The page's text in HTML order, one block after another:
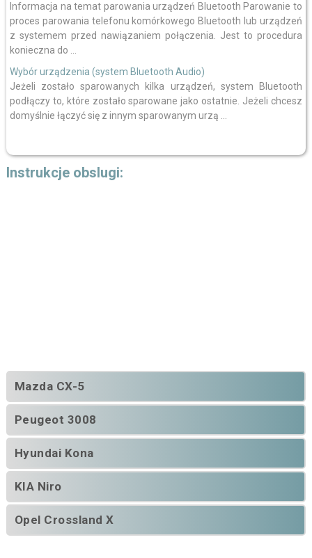
Informacja na temat parowania urządzeń Bluetooth Parowanie to
proces parowania telefonu komórkowego Bluetooth lub urządzeń
z systemem przed nawiązaniem połączenia. Jest to procedura
konieczna do ...
Wybór urządzenia (system Bluetooth Audio)
Jeżeli zostało sparowanych kilka urządzeń, system Bluetooth
podłączy to, które zostało sparowane jako ostatnie. Jeżeli chcesz
domyślnie łączyć się z innym sparowanym urzą ...
Instrukcje obslugi:
Mazda CX-5
Peugeot 3008
Hyundai Kona
KIA Niro
Opel Crossland X